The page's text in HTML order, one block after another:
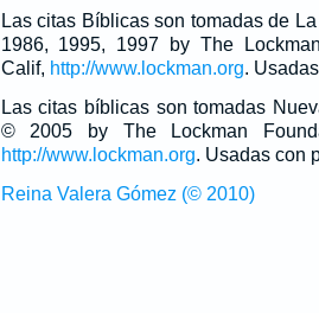
Las citas Bíblicas son tomadas de
1986, 1995, 1997 by The
Calif, http://www.lockman.org.
Las citas bíblicas son tomadas
© 2005 by The Lockman
http://www.lockman.org. Usadas con
Reina Valera Gómez (© 2010)